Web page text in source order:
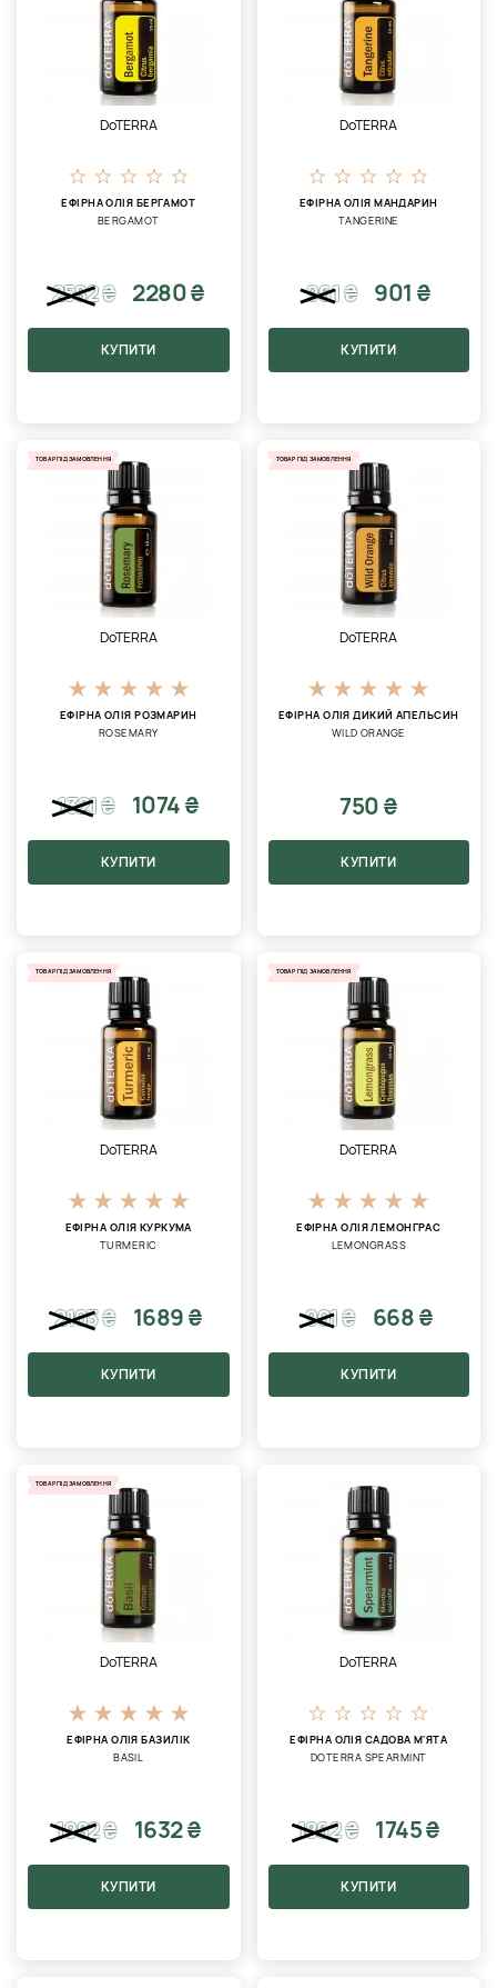
DoTERRA
ЕФІРНА ОЛІЯ БЕРГАМОТ
BERGAMOT
2582₴ 2280 ₴
КУПИТИ
DoTERRA
ЕФІРНА ОЛІЯ МАНДАРИН
TANGERINE
961₴ 901 ₴
КУПИТИ
ТОВАР ПІД ЗАМОВЛЕННЯ
DoTERRA
ЕФІРНА ОЛІЯ РОЗМАРИН
ROSEMARY
1321₴ 1074 ₴
КУПИТИ
ТОВАР ПІД ЗАМОВЛЕННЯ
DoTERRA
ЕФІРНА ОЛІЯ ДИКИЙ АПЕЛЬСИН
WILD ORANGE
750 ₴
КУПИТИ
ТОВАР ПІД ЗАМОВЛЕННЯ
DoTERRA
ЕФІРНА ОЛІЯ КУРКУМА
TURMERIC
2103₴ 1689 ₴
КУПИТИ
ТОВАР ПІД ЗАМОВЛЕННЯ
DoTERRA
ЕФІРНА ОЛІЯ ЛЕМОНГРАС
LEMONGRASS
901₴ 668 ₴
КУПИТИ
ТОВАР ПІД ЗАМОВЛЕННЯ
DoTERRA
ЕФІРНА ОЛІЯ БАЗИЛІК
BASIL
1982₴ 1632 ₴
КУПИТИ
DoTERRA
ЕФІРНА ОЛІЯ САДОВА М'ЯТА
DOTERRA SPEARMINT
1862₴ 1745 ₴
КУПИТИ